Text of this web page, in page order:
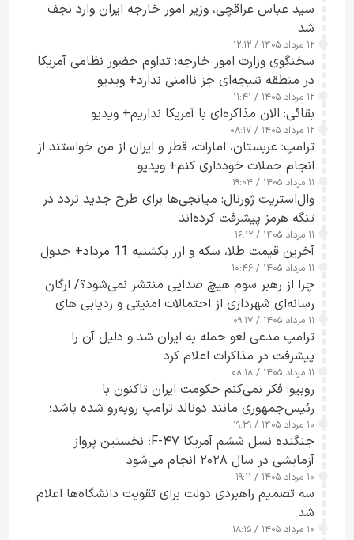
سید عباس عراقچی، وزیر امور خارجه ایران وارد نجف
شد
۱۲ مرداد ۱۴۰۵ / ۱۲:۱۲
سخنگوی وزارت امور خارجه: تداوم حضور نظامی آمریکا
در منطقه نتیجه‌ای جز ناامنی ندارد+ ویدیو
۱۲ مرداد ۱۴۰۵ / ۱۱:۴۱
بقائی: الان مذاکره‌ای با آمریکا نداریم+ ویدیو
۱۲ مرداد ۱۴۰۵ / ۰۸:۱۷
ترامپ: عربستان، امارات، قطر و ایران از من خواستند از
انجام حملات خودداری کنم+ ویدیو
۱۱ مرداد ۱۴۰۵ / ۱۹:۰۴
وال‌استریت ژورنال: میانجی‌ها برای طرح جدید تردد در
تنگه هرمز پیشرفت کرده‌اند
۱۱ مرداد ۱۴۰۵ / ۱۶:۱۲
آخرین قیمت طلا، سکه و ارز یکشنبه 11 مرداد+ جدول
۱۱ مرداد ۱۴۰۵ / ۱۰:۴۶
چرا از رهبر سوم هیچ صدایی منتشر نمی‌شود؟/ ارگان
رسانه‌ای شهرداری از احتمالات امنیتی و ردیابی های
جاسوسی گفت
۱۱ مرداد ۱۴۰۵ / ۰۹:۱۷
ترامپ مدعی لغو حمله به ایران شد و دلیل آن را
پیشرفت در مذاکرات اعلام کرد
۱۱ مرداد ۱۴۰۵ / ۰۸:۱۸
روبیو: فکر نمی‌کنم حکومت ایران تاکنون با
رئیس‌جمهوری مانند دونالد ترامپ روبه‌رو شده باشد؛
کسی که واقعاً دست به اقدام می‌زند
۱۰ مرداد ۱۴۰۵ / ۱۹:۲۹
جنگنده نسل ششم آمریکا F-۴۷؛ نخستین پرواز
آزمایشی در سال ۲۰۲۸ انجام می‌شود
۱۰ مرداد ۱۴۰۵ / ۱۹:۱۱
سه تصمیم راهبردی دولت برای تقویت دانشگاه‌ها اعلام
شد
۱۰ مرداد ۱۴۰۵ / ۱۸:۱۵